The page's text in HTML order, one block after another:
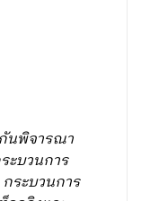
พิจารณา
บวนการ
ศาล
งรัฐสภา
และข้อกฏ
ใดๆ”นาย